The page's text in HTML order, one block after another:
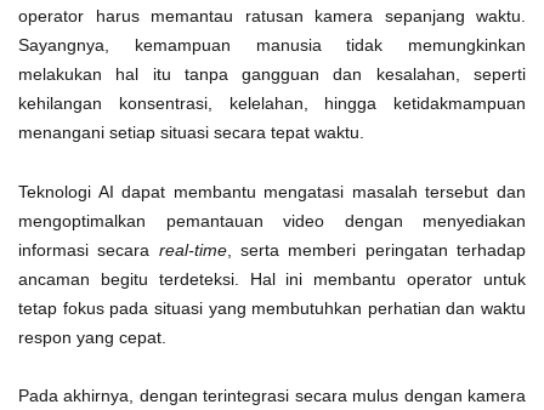
operator harus memantau ratusan kamera sepanjang waktu.
Sayangnya, kemampuan manusia tidak memungkinkan
melakukan hal itu tanpa gangguan dan kesalahan, seperti
kehilangan konsentrasi, kelelahan, hingga ketidakmampuan
menangani setiap situasi secara tepat waktu.
Teknologi AI dapat membantu mengatasi masalah tersebut dan
mengoptimalkan pemantauan video dengan menyediakan
informasi secara real-time, serta memberi peringatan terhadap
ancaman begitu terdeteksi. Hal ini membantu operator untuk
tetap fokus pada situasi yang membutuhkan perhatian dan waktu
respon yang cepat.
Pada akhirnya, dengan terintegrasi secara mulus dengan kamera